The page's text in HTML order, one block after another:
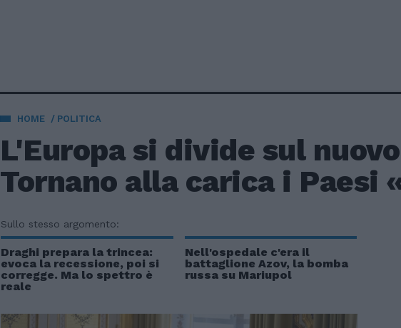
HOME POLITICA
L'Europa si divide sul
Tornano alla carica i Paesi
Sullo stesso argomento:
Draghi prepara la trincea:
evoca la recessione, poi si
corregge. Ma lo spettro è
reale
Nell'ospedale c'era il
battaglione Azov, la bomba
russa su Mariupol